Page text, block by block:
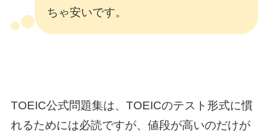
ちゃ安いです。
TOEIC公式問題集は、TOEICのテスト形式に慣
れるためには必読ですが、値段が高いのだけが